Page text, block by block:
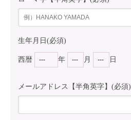
生年月日(必須)
西暦 年 月 日
メールアドレス【半角英字】(必須)